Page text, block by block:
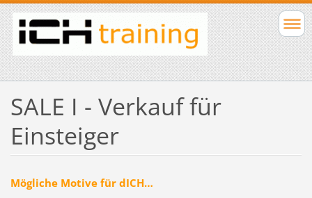
SALE I - Verkauf für
Einsteiger
Mögliche Motive für dICH…